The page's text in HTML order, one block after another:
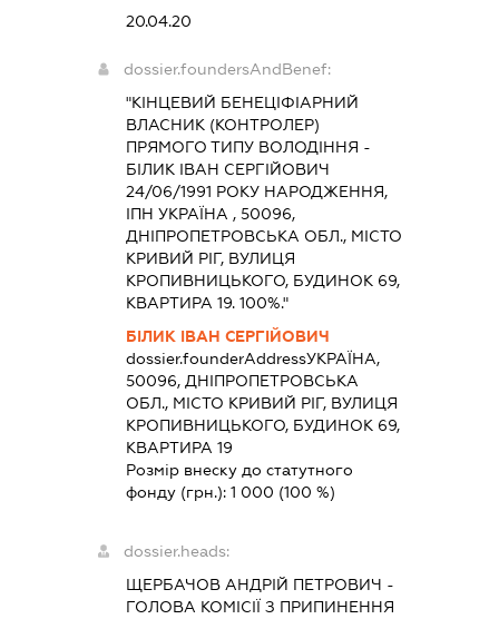
20.04.20
dossier.foundersAndBenef:
"КІНЦЕВИЙ БЕНЕЦІФІАРНИЙ
ВЛАСНИК (КОНТРОЛЕР)
ПРЯМОГО ТИПУ ВОЛОДІННЯ -
БІЛИК ІВАН СЕРГІЙОВИЧ
24/06/1991 РОКУ НАРОДЖЕННЯ,
ІПН УКРАЇНА , 50096,
ДНІПРОПЕТРОВСЬКА ОБЛ., МІСТО
КРИВИЙ РІГ, ВУЛИЦЯ
КРОПИВНИЦЬКОГО, БУДИНОК 69,
КВАРТИРА 19. 100%."
БІЛИК ІВАН СЕРГІЙОВИЧ
dossier.founderAddressУКРАЇНА,
50096, ДНІПРОПЕТРОВСЬКА
ОБЛ., МІСТО КРИВИЙ РІГ, ВУЛИЦЯ
КРОПИВНИЦЬКОГО, БУДИНОК 69,
КВАРТИРА 19
Розмір внеску до статутного
фонду (грн.):1 000 (100 %)
dossier.heads:
ЩЕРБАЧОВ АНДРІЙ ПЕТРОВИЧ -
ГОЛОВА КОМІСІЇ З ПРИПИНЕННЯ